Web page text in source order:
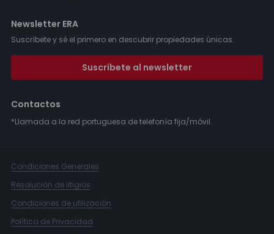
Newsletter ERA
Suscríbete y sé el primero en descubrir propiedades únicas.
Suscríbete al newsletter
Contactos
*Llamada a la red portuguesa de telefonía fija/móvil.
Condiciones Generales
Resolución de litigios
Condiciones de utilización
Política de Privacidad